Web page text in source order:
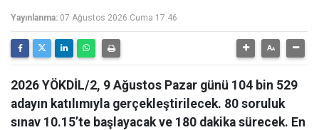
Yayınlanma: 07 Ağustos 2026 Cuma 17:46
2026 YÖKDİL/2, 9 Ağustos Pazar günü 104 bin 529
adayın katılımıyla gerçekleştirilecek. 80 soruluk
sınav 10.15’te başlayacak ve 180 dakika sürecek. En